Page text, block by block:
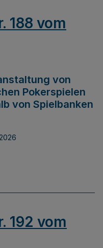
188 vom
von
Pokerspielen
von Spielbanken
192 vom